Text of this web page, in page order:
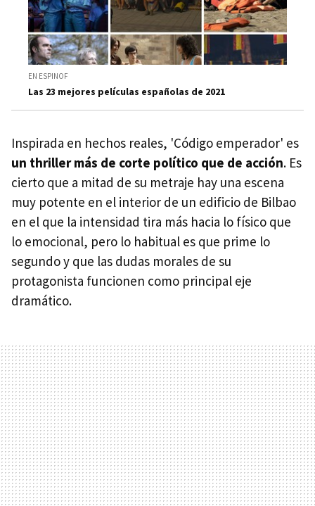
EN ESPINOF
Las 23 mejores películas españolas de 2021
Inspirada en hechos reales, 'Código emperador' es
un thriller más de corte político que de acción. Es
cierto que a mitad de su metraje hay una escena
muy potente en el interior de un edificio de Bilbao
en el que la intensidad tira más hacia lo físico que
lo emocional, pero lo habitual es que prime lo
segundo y que las dudas morales de su
protagonista funcionen como principal eje
dramático.